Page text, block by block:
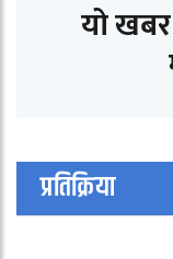
यो
प्रतिक्रिया